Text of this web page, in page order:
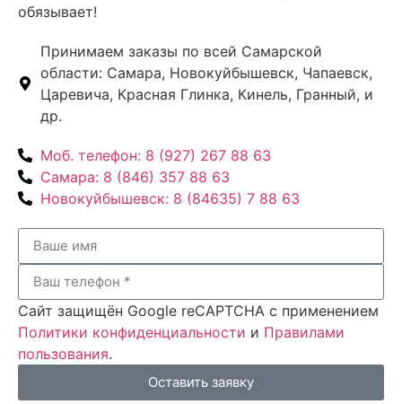
обязывает!
Принимаем заказы по всей Самарской
области: Самара, Новокуйбышевск, Чапаевск,
Царевича, Красная Глинка, Кинель, Гранный, и
др.
Моб. телефон: 8 (927) 267 88 63
Самара: 8 (846) 357 88 63
Новокуйбышевск: 8 (84635) 7 88 63
Сайт защищён Google reCAPTCHA с применением
Политики конфиденциальности и Правилами
пользования.
Оставить заявку